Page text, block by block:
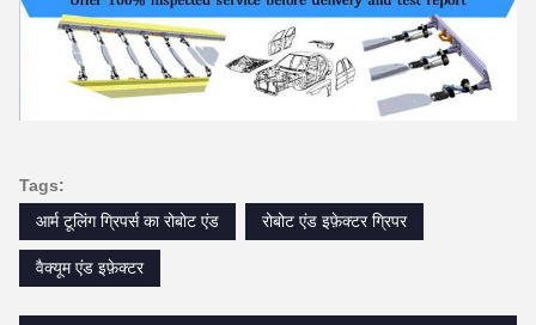
Tags:
आर्म टूलिंग ग्रिपर्स का रोबोट एंड
रोबोट एंड इफ़ेक्टर ग्रिपर
वैक्यूम एंड इफ़ेक्टर